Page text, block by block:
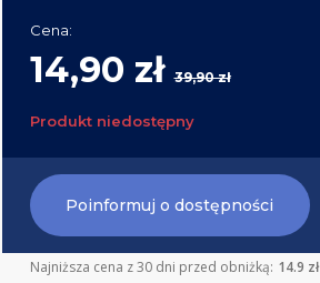
Cena:
14,90 zł39,90 zł
Produkt niedostępny
Poinformuj o dostępności
Najniższa cena z 30 dni przed obniżką: 14.9 zł